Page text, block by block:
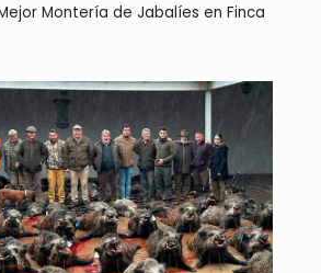
Montería de Jabalíes en Finca